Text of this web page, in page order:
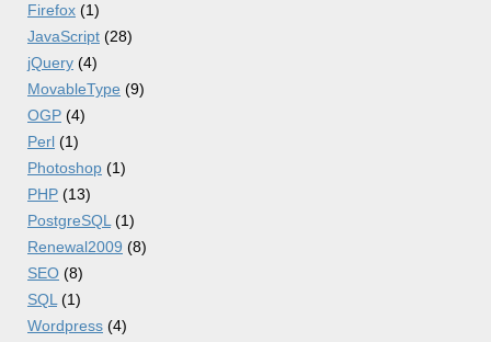
Firefox (1)
JavaScript (28)
jQuery (4)
MovableType (9)
OGP (4)
Perl (1)
Photoshop (1)
PHP (13)
PostgreSQL (1)
Renewal2009 (8)
SEO (8)
SQL (1)
Wordpress (4)